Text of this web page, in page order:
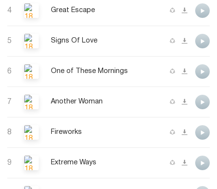
4 Great Escape
5 Signs Of Love
6 One of These Mornings
7 Another Woman
8 Fireworks
9 Extreme Ways